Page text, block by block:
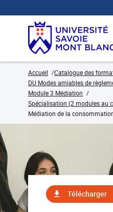
Accueil Catalogue des
DU Modes amiables de
Module 3 Médiation
Spécialisation (2 modules au
Médiation de la
Télécharger